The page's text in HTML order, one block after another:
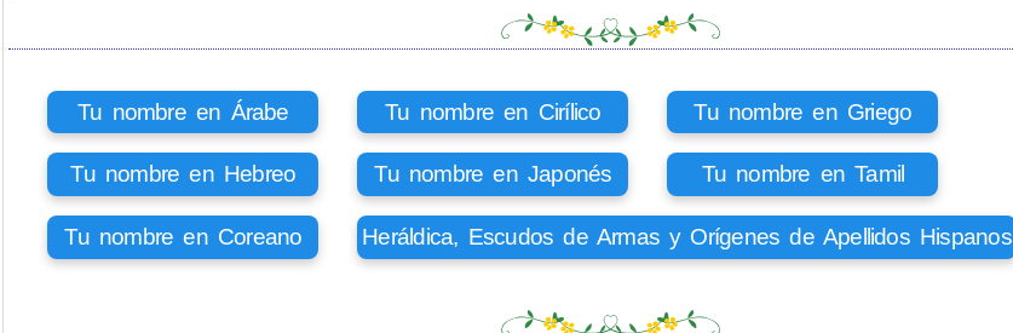
Tu nombre en Árabe Tu nombre en Cirílico Tu nombre en Griego
Tu nombre en Hebreo Tu nombre en Japonés Tu nombre en Tamil
Tu nombre en Coreano Heráldica, Escudos de Armas y Orígenes de Apellidos Hispanos